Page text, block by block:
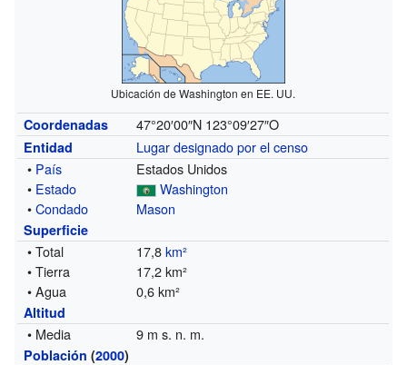
Ubicación de Washington en EE. UU.
Coordenadas 47°20′00″N 123°09′27″O
Entidad
Lugar designado por el censo
• País
Estados Unidos
• Estado
Washington
•Condado Mason
Superficie
• Total 17,8km²
• Tierra
17,2 km²
• Agua
0,6 km²
Altitud
• Media 9 m s. n. m.
Población (2000)